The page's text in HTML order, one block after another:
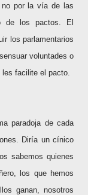
por la vía de las
de los pactos. El
los parlamentarios
voluntades o
facilite el pacto.
paradoja de cada
Diría un cínico
sabemos quienes
los que hemos
ganan, nosotros